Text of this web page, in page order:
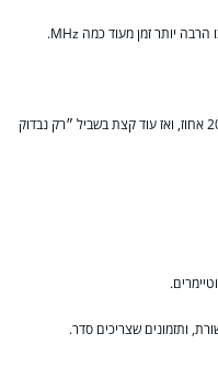
ת: סופרים פינים לכל רכיב, מוסיפים רזרבה של 20-30 אחוז, ואז עוד קצת בשביל ״רק נבדוק